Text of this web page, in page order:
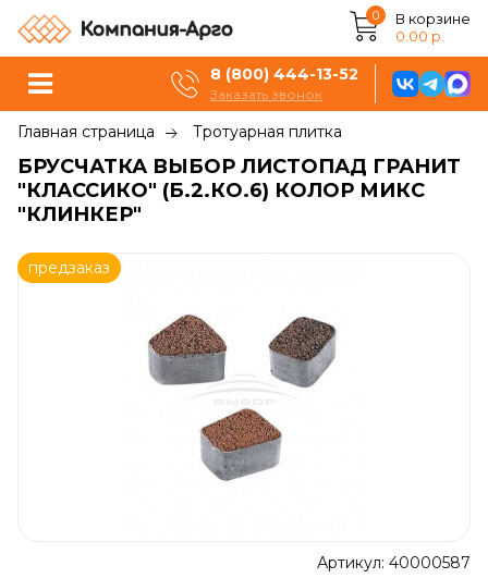
0
В корзине
0.00 р.
8 (800) 444-13-52
Заказать звонок
Главная страница Тротуарная плитка
БРУСЧАТКА ВЫБОР ЛИСТОПАД ГРАНИТ
"КЛАССИКО" (Б.2.КО.6) КОЛОР МИКС
"КЛИНКЕР"
предзаказ
Артикул: 40000587